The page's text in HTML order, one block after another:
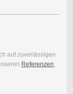
auf zuverlässigen
Referenzen,